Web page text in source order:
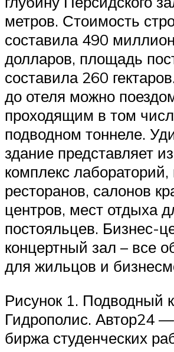
метров. Стоимость
составила 490
долларов, площадь
составила 260
до отеля можно
проходящим в том
подводном тоннеле.
здание представляет
комплекс
ресторанов, салонов
центров, мест отдыха
постояльцев. Бизнес-
концертный зал – все
для жильцов и
Рисунок 1. Подводный
Гидрополис. Автор24
биржа студенческих